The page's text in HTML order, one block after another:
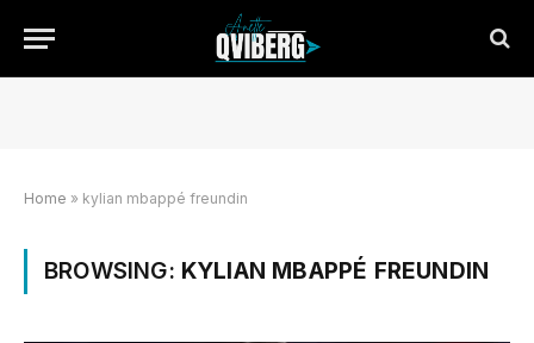
Home » kylian mbappé freundin
BROWSING: KYLIAN MBAPPÉ FREUNDIN